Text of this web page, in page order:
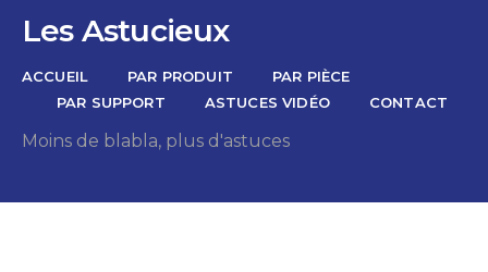
Les Astucieux
ACCUEIL PAR PRODUIT
PAR PIÈCE
PAR SUPPORT
ASTUCES VIDÉO CONTACT
Moins de blabla, plus d'astuces